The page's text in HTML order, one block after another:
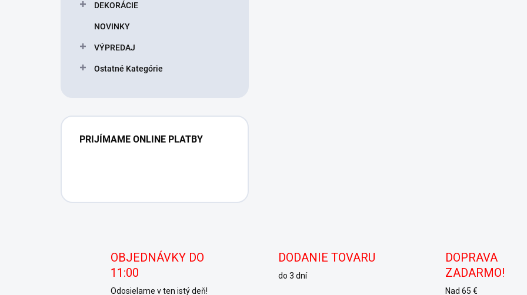
DEKORÁCIE
NOVINKY
VÝPREDAJ
Ostatné Kategórie
PRIJÍMAME ONLINE PLATBY
OBJEDNÁVKY DO
11:00
Odosielame v ten istý deň!
DODANIE TOVARU
do 3 dní
DOPRAVA
ZADARMO!
Nad 65 €